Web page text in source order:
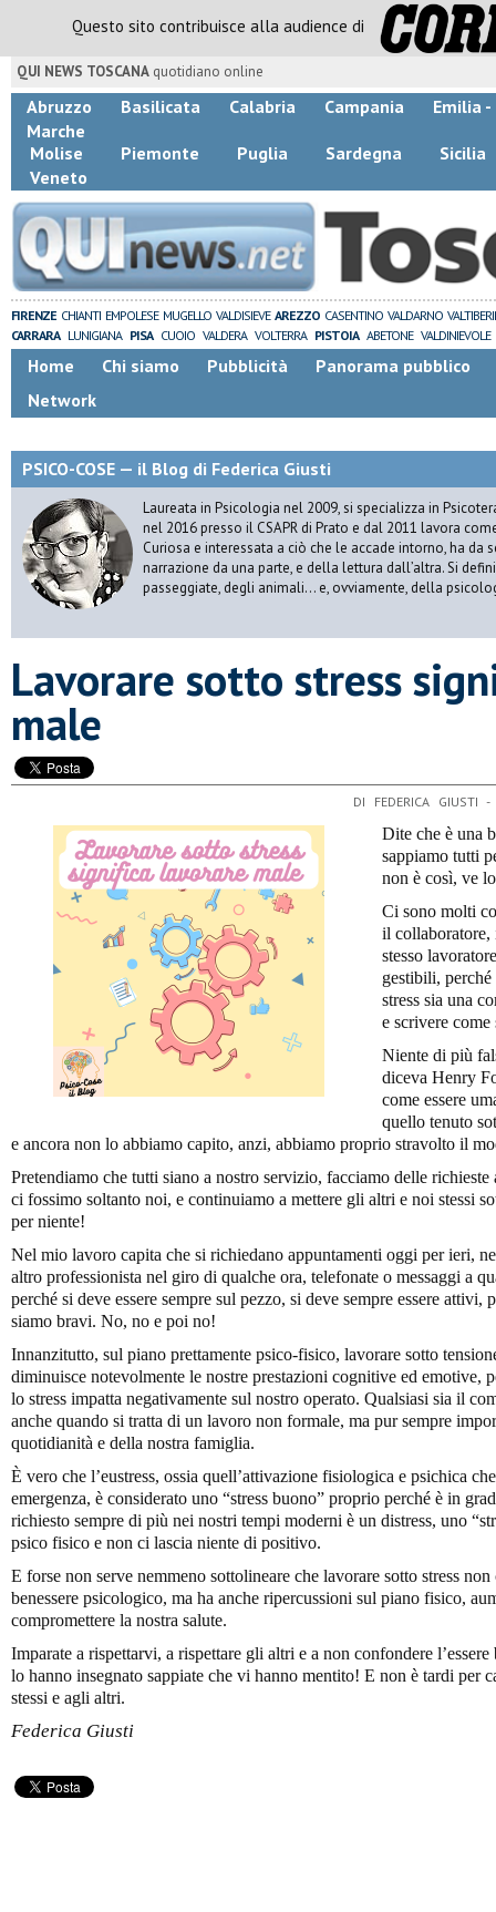
Questo sito contribuisce alla audience di
QUI NEWS TOSCANA quotidiano online
Abruzzo Basilicata Calabria Campania
Emilia -
Marche
Molise
Piemonte Puglia Sardegna
Sicilia
Veneto
FIRENZE CHIANTI EMPOLESE MUGELLO VALDISIEVE AREZZO CASENTINO VALDARNO
CARRARA LUNIGIANA PISA CUOIO VALDERA VOLTERRA PISTOIA ABETONE VALDINIEVOLE
Home Chi siamo Pubblicità
Panorama pubblico
Network
PSICO-COSE — il Blog di Federica Giusti
Laureata in Psicologia nel 2009, si specializza in
nel 2016 presso il CSAPR di Prato e dal 2011 lavora
Curiosa e interessata a ciò che le accade intorno, ha da
narrazione da una parte, e della lettura dall’altra. Si
passeggiate, degli animali… e, ovviamente, della
​Lavorare sotto stress
male
DI FEDERICA GIUSTI
Dite che è una
sappiamo tutti
non è così, ve
Ci sono molti
il collaboratore,
stesso
gestibili, perché
stress sia una
e scrivere
Niente di più
diceva Henry
come essere
quello tenuto
e ancora non lo abbiamo capito, anzi, abbiamo proprio stravolto il
Pretendiamo che tutti siano a nostro servizio, facciamo delle richieste
ci fossimo soltanto noi, e continuiamo a mettere gli altri e noi stessi
per niente!
Nel mio lavoro capita che si richiedano appuntamenti oggi per ieri,
altro professionista nel giro di qualche ora, telefonate o messaggi a
perché si deve essere sempre sul pezzo, si deve sempre essere
siamo bravi. No, no e poi no!
Innanzitutto, sul piano prettamente psico-fisico, lavorare sotto
diminuisce notevolmente le nostre prestazioni cognitive ed emotive,
lo stress impatta negativamente sul nostro operato. Qualsiasi sia il
anche quando si tratta di un lavoro non formale, ma pur sempre
quotidianità e della nostra famiglia.
È vero che l’eustress, ossia quell’attivazione fisiologica e psichica
emergenza, è considerato uno “stress buono” proprio perché è in
richiesto sempre di più nei nostri tempi moderni è un distress, uno
psico fisico e non ci lascia niente di positivo.
E forse non serve nemmeno sottolineare che lavorare sotto stress
benessere psicologico, ma ha anche ripercussioni sul piano fisico,
compromettere la nostra salute.
Imparate a rispettarvi, a rispettare gli altri e a non confondere
lo hanno insegnato sappiate che vi hanno mentito! E non è tardi per
stessi e agli altri.
Federica Giusti